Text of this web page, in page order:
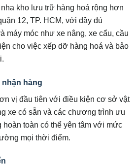
kho lưu trữ hàng hoá rộng hơn
12, TP. HCM, với đầy đủ
máy móc như xe nâng, xe cẩu, cầu
cho việc xếp dỡ hàng hoá và bảo
hàng
vị đầu tiên với điều kiện cơ sở vật
xe có sẵn và các chương trình ưu
hoàn toàn có thể yên tâm với mức
mọi thời điểm.